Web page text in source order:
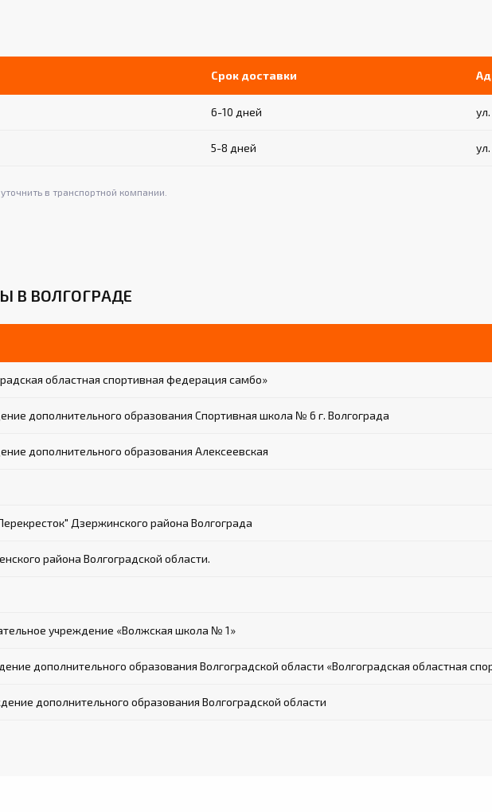
Срок доставки
6-10 дней
5-8 дней
в транспортной компании.
В ВОЛГОГРАДЕ
областная спортивная федерация самбо»
дополнительного образования Спортивная школа № 6 г. Волгограда
дополнительного образования Алексеевская
Дзержинского района Волгограда
района Волгоградской области.
учреждение «Волжская школа № 1»
дополнительного образования Волгоградской области «Волгоградская областная
дополнительного образования Волгоградской области